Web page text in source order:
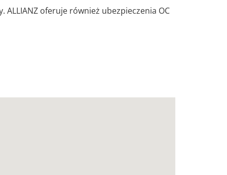
oferuje również ubezpieczenia OC